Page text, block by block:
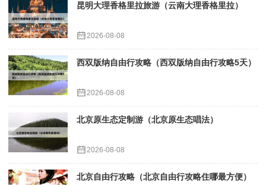
昆明大理香格里拉旅游（云南大理香格里拉）
2026-08-08
西双版纳自由行攻略（西双版纳自由行攻略5天）
2026-08-08
北京原生态定制游（北京原生态唱法）
2026-08-08
北京自由行攻略（北京自由行攻略住哪最方便）